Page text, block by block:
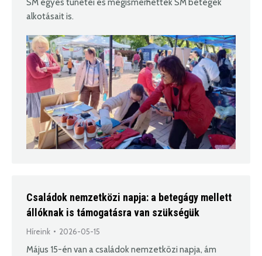
SM egyes tünetei és megismerhették SM betegek
alkotásait is.
Családok nemzetközi napja: a betegágy mellett
állóknak is támogatásra van szükségük
Híreink 2026-05-15
Május 15-én van a családok nemzetközi napja, ám